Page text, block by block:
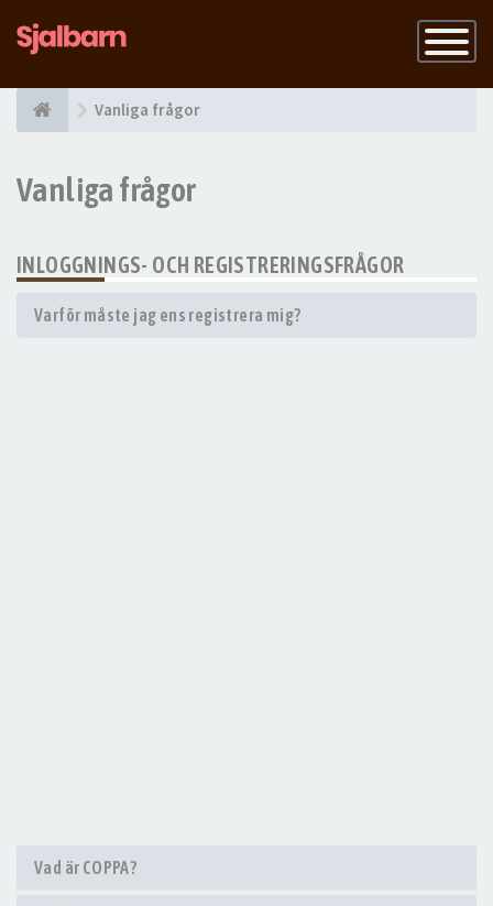
Slå
på
Vanliga frågor
Vanliga frågor
INLOGGNINGS- OCH REGISTRERINGSFRÅGOR
Varför måste jag ens registrera mig?
Vad är COPPA?